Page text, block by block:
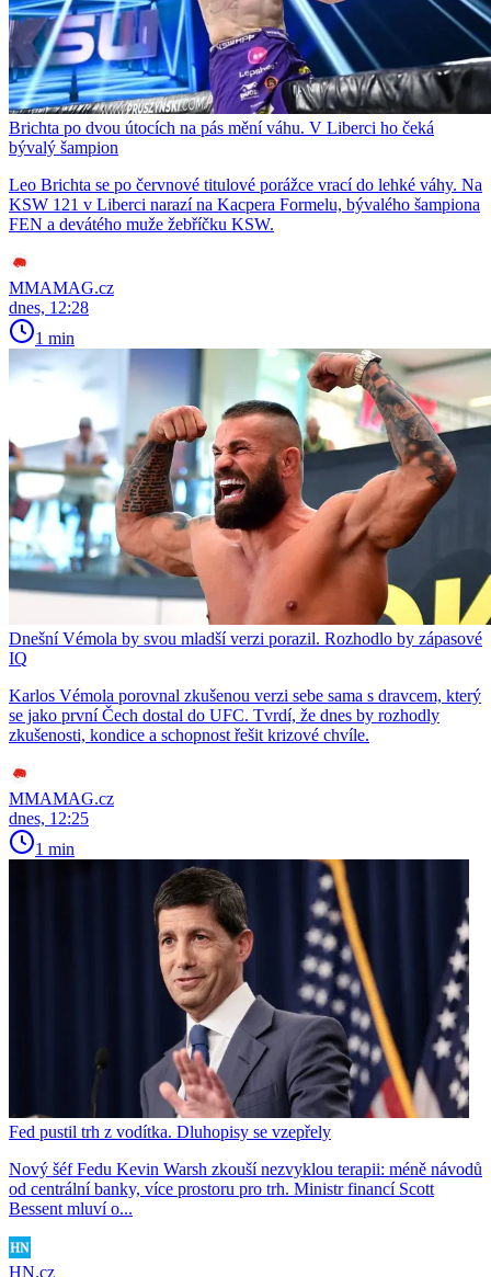
Brichta po dvou útocích na pás mění váhu. V Liberci ho čeká
bývalý šampion
Leo Brichta se po červnové titulové porážce vrací do lehké váhy. Na
KSW 121 v Liberci narazí na Kacpera Formelu, bývalého šampiona
FEN a devátého muže žebříčku KSW.
MMAMAG.cz
dnes, 12:28
1 min
Dnešní Vémola by svou mladší verzi porazil. Rozhodlo by zápasové
IQ
Karlos Vémola porovnal zkušenou verzi sebe sama s dravcem, který
se jako první Čech dostal do UFC. Tvrdí, že dnes by rozhodly
zkušenosti, kondice a schopnost řešit krizové chvíle.
MMAMAG.cz
dnes, 12:25
1 min
Fed pustil trh z vodítka. Dluhopisy se vzepřely
Nový šéf Fedu Kevin Warsh zkouší nezvyklou terapii: méně návodů
od centrální banky, více prostoru pro trh. Ministr financí Scott
Bessent mluví o...
HN.cz